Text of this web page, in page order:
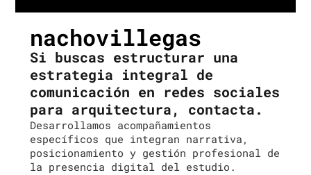
nachovillegas
Si buscas estructurar una
estrategia integral de
comunicación en redes sociales
para arquitectura, contacta.
Desarrollamos acompañamientos
específicos que integran narrativa,
posicionamiento y gestión profesional de
la presencia digital del estudio.